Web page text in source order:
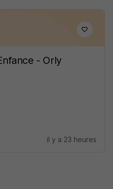
- Orly
il y a 23 heures